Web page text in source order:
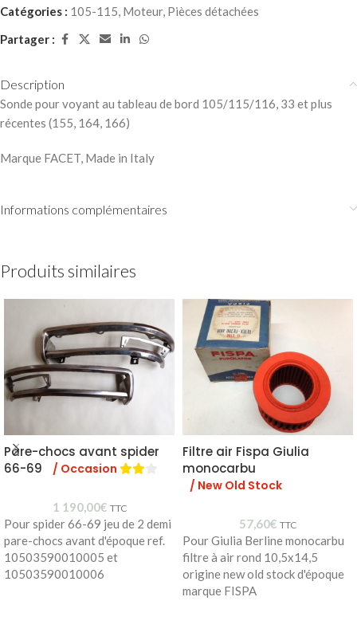
Catégories : 105-115, Moteur, Pièces détachées
Partager :
Description
Sonde pour voyant au tableau de bord 105/115/116, 33 et plus
récentes (155, 164, 166)
Marque FACET, Made in Italy
Informations complémentaires
Produits similaires
Pare-chocs avant spider
66-69
/ Occasion
1 190,00€ TTC
Pour spider 66-69 jeu de 2 demi
pare-chocs avant d'époque ref.
10503590010005 et
10503590010006
Filtre air Fispa Giulia
monocarbu
/ New Old Stock
57,60€ TTC
Pour Giulia Berline monocarbu
filtre à air rond 10,5x14,5
origine new old stock d'époque
marque FISPA